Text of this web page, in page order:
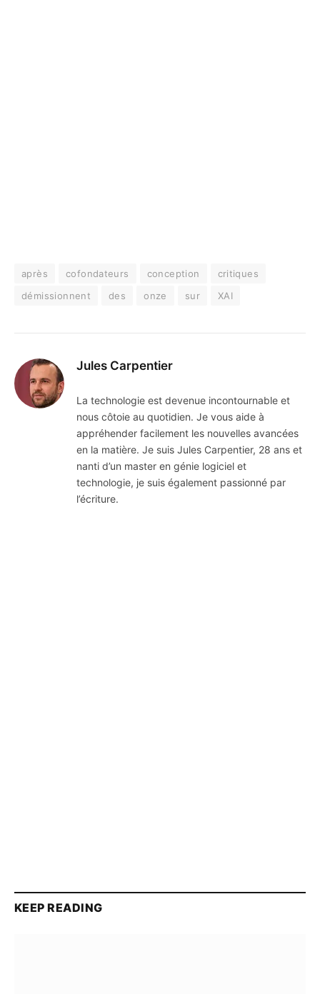
après cofondateurs conception
critiques
démissionnent
des onze sur XAI
Jules Carpentier
La technologie est devenue incontournable et
nous côtoie au quotidien. Je vous aide à
appréhender facilement les nouvelles avancées
en la matière. Je suis Jules Carpentier, 28 ans et
nanti d’un master en génie logiciel et
technologie, je suis également passionné par
l’écriture.
KEEP READING